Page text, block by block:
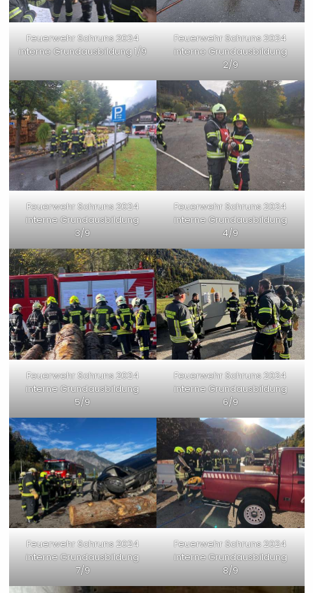
Feuerwehr Schruns 2024
interne Grundausbildung 1/9
Feuerwehr Schruns 2024
interne Grundausbildung
2/9
Feuerwehr Schruns 2024
interne Grundausbildung
3/9
Feuerwehr Schruns 2024
interne Grundausbildung
4/9
Feuerwehr Schruns 2024
interne Grundausbildung
5/9
Feuerwehr Schruns 2024
interne Grundausbildung
6/9
Feuerwehr Schruns 2024
interne Grundausbildung
7/9
Feuerwehr Schruns 2024
interne Grundausbildung
8/9